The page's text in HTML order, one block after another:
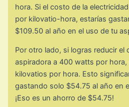
hora. Si el costo de la
por kilovatio-hora, estarías
$109.50 al año en el uso de tu
Por otro lado, si logras reducir el
aspiradora a 400 watts por
kilovatios por hora. Esto
gastando solo $54.75 al año en
¡Eso es un ahorro de $54.75!